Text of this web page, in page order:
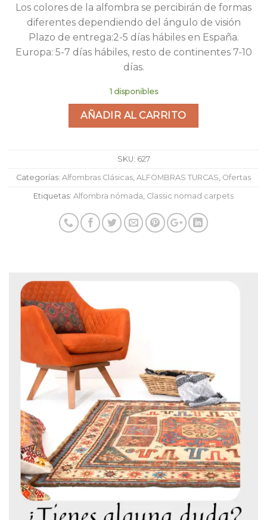
Los colores de la alfombra se percibirán de formas
diferentes dependiendo del ángulo de visión
Plazo de entrega:2-5 días hábiles en España.
Europa: 5-7 días hábiles, resto de continentes 7-10
días.
1 disponibles
AÑADIR AL CARRITO
SKU: 627
Categorías: Alfombras Clásicas, ALFOMBRAS TURCAS, Ofertas
Etiquetas: Alfombra nómada, Classic nomad carpets